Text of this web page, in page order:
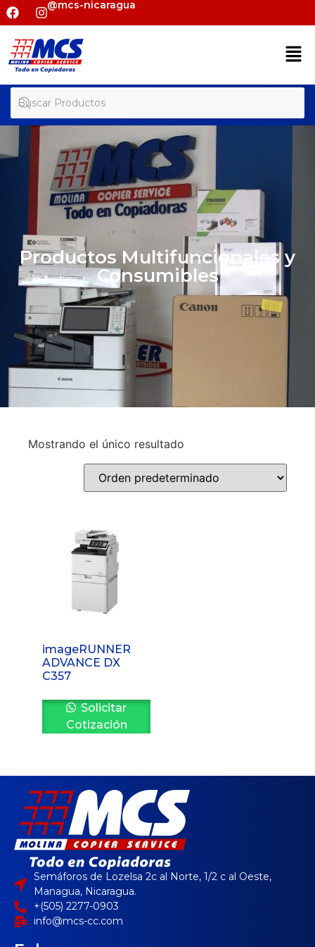
@mcs-nicaragua
Productos Multifuncionales y
Consumibles
Mostrando el único resultado
imageRUNNER
ADVANCE DX
C357
Solicitar
Cotización
Semáforos de Lozelsa 2c al Norte, 1/2 c al Oeste,
Managua, Nicaragua.
+(505) 2277-0903
info@mcs-cc.com